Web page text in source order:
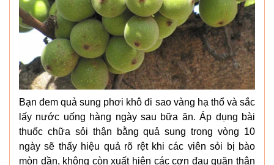
Bạn đem quả sung phơi khô đi sao vàng hạ thổ và sắc
lấy nước uống hàng ngày sau bữa ăn. Áp dụng bài
thuốc chữa sỏi thận bằng quả sung trong vòng 10
ngày sẽ thấy hiệu quả rõ rệt khi các viên sỏi bị bào
mòn dần, không còn xuất hiện các cơn đau quặn thận